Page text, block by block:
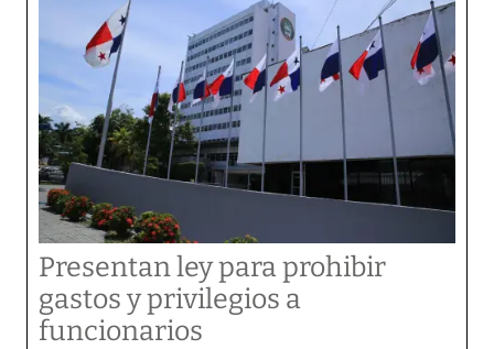
Presentan ley para prohibir
gastos y privilegios a
funcionarios